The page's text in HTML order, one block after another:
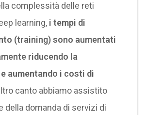
complessità delle reti
learning, i tempi di
(training) sono aumentati
riducendo la
aumentando i costi di
canto abbiamo assistito
della domanda di servizi di